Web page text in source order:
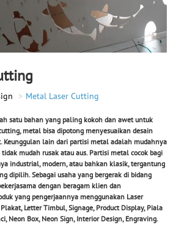
Metal Laser Cutting
satu bahan yang paling kokoh dan awet untuk
metal bisa dipotong menyesuaikan desain
Keunggulan lain dari partisi metal adalah mudahnya
mudah rusak atau aus. Partisi metal cocok bagi
industrial, modern, atau bahkan klasik, tergantung
dipilih. Sebagai usaha yang bergerak di bidang
dengan beragam klien dan
yang pengerjaannya menggunakan Laser
Letter Timbul, Signage, Product Display, Piala
Neon Box, Neon Sign, Interior Design, Engraving.